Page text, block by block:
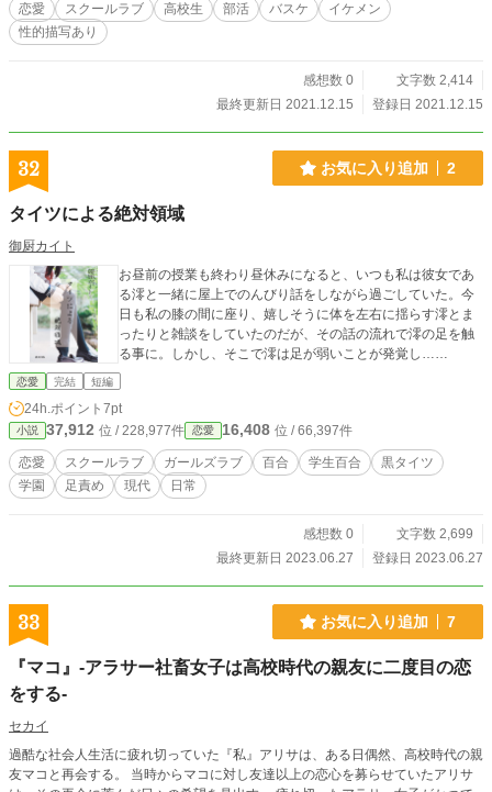
恋愛 スクールラブ 高校生 部活 バスケ
イケメン
性的描写あり
感想数 0
文字数 2,414
最終更新日 2021.12.15
登録日 2021.12.15
32 お気に入り追加 2
タイツによる絶対領域
御厨カイト
お昼前の授業も終わり昼休みになると、いつも私は彼女であ
る澪と一緒に屋上でのんびり話をしながら過ごしていた。今
日も私の膝の間に座り、嬉しそうに体を左右に揺らす澪とま
ったりと雑談をしていたのだが、その話の流れで澪の足を触
る事に。しかし、そこで澪は足が弱いことが発覚し……
恋愛 完結 短編
24h.ポイント 7pt
小説 37,912 位 / 228,977件 恋愛 16,408 位 / 66,397件
恋愛 スクールラブ ガールズラブ 百合 学生百合
黒タイツ
学園
足責め 現代 日常
感想数 0
文字数 2,699
最終更新日 2023.06.27
登録日 2023.06.27
33 お気に入り追加 7
『マコ』-アラサー社畜女子は高校時代の親友に二度目の恋
をする-
セカイ
過酷な社会人生活に疲れ切っていた『私』アリサは、ある日偶然、高校時代の親
友マコと再会する。 当時からマコに対し友達以上の恋心を募らせていたアリサ